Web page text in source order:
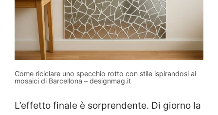
Come riciclare uno specchio rotto con stile ispirandosi ai
mosaici di Barcellona – designmag.it
L’effetto finale è sorprendente. Di giorno la